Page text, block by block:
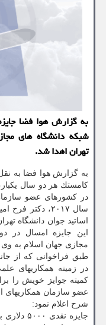
به گزارش هوا فضا
شبكه دانشگاه های
تهران اهدا شد.
به گزارش هوا فضا به نقل
كامستك هر دو سال
در كشورهای عضو
سال ۲۰۱۷،
اساتید جوان دانشگاه
این جایزه امسال در
مجازی جهان اسلام به وی
طبق فراخوانی كه از
كمیته جوایز خویش را
شرح اعلام نمود:
جایزه